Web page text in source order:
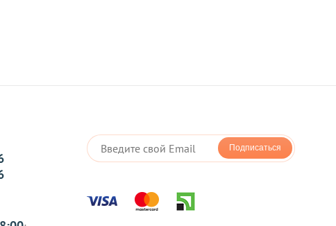
Подписаться